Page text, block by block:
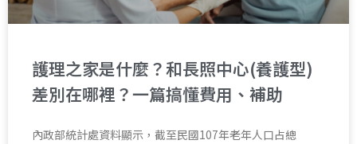
護理之家是什麼？和長照中心(養護型)
差別在哪裡？一篇搞懂費用、補助
內政部統計處資料顯示，截至民國107年老年人口占總